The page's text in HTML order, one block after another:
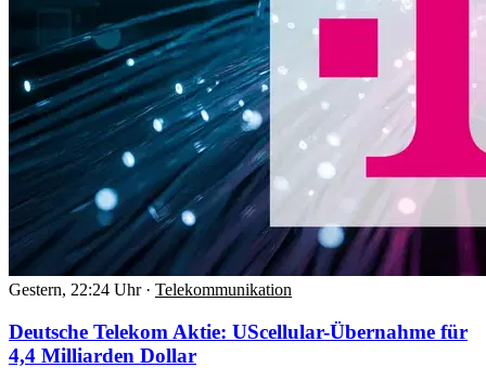
Gestern, 22:24 Uhr · Telekommunikation
Deutsche Telekom Aktie: UScellular-Übernahme für
4,4 Milliarden Dollar